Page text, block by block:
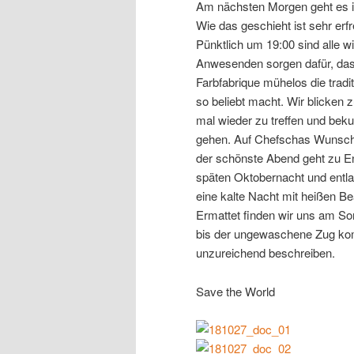
Am nächsten Morgen geht
Wie das geschieht ist sehr
Pünktlich um 19:00 sind alle
Anwesenden sorgen dafür,
Farbfabrique mühelos die
so beliebt macht. Wir blicken
mal wieder zu treffen und
gehen. Auf Chefschas
der schönste Abend geht zu
späten Oktobernacht und
eine kalte Nacht mit heißen
Ermattet finden wir uns am
bis der ungewaschene Zug
unzureichend beschreiben.
Save the World